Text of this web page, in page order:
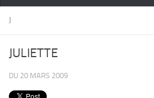
J
JULIETTE
DU 20 MARS 2009